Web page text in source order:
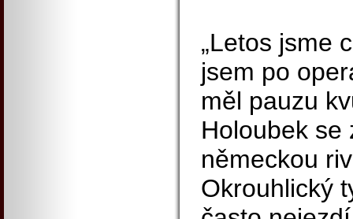
„Letos jsme
jsem po
měl pauzu
Holoubek se
německou
Okrouhlický